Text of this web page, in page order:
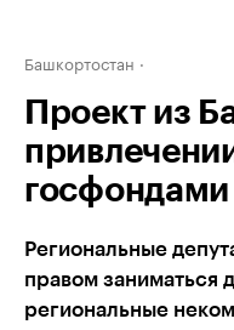
Башкортостан
Проект из
Региональные
правом заниматься
региональные